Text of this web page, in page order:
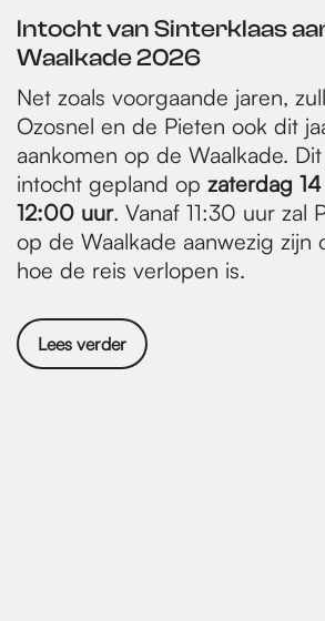
Intocht van Sinterklaas
Waalkade 2026
Net zoals voorgaande jaren,
Ozosnel en de Pieten ook dit
aankomen op de Waalkade.
intocht gepland op zaterdag
12:00 uur. Vanaf 11:30 uur zal
op de Waalkade aanwezig zijn
hoe de reis verlopen is.
Lees verder